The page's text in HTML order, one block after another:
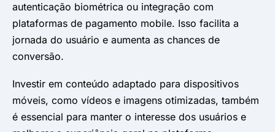
autenticação biométrica ou integração com
plataformas de pagamento mobile. Isso facilita a
jornada do usuário e aumenta as chances de
conversão. ​
Investir em conteúdo adaptado para dispositivos
móveis, como vídeos e imagens otimizadas, também
é essencial para manter o interesse dos usuários e